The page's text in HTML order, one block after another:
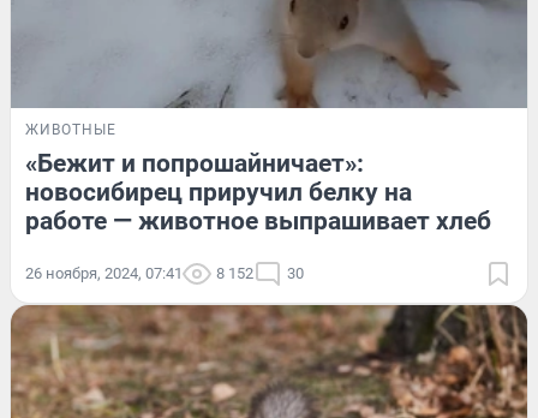
ЖИВОТНЫЕ
«Бежит и попрошайничает»:
новосибирец приручил белку на
работе — животное выпрашивает хлеб
26 ноября, 2024, 07:41 8 152 30